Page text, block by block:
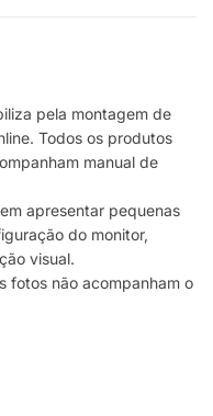
pela montagem de
Todos os produtos
manual de
apresentar pequenas
do monitor,
visual.
fotos não acompanham o